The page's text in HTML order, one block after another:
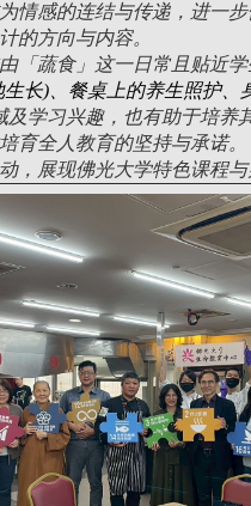
情感的连结与传递，进一
的方向与内容。
「蔬食」这一日常且贴近
生长)、 餐桌上的养生照护、
及学习兴趣，也有助于培养
育全人教育的坚持与承诺。
，展现佛光大学特色课程与